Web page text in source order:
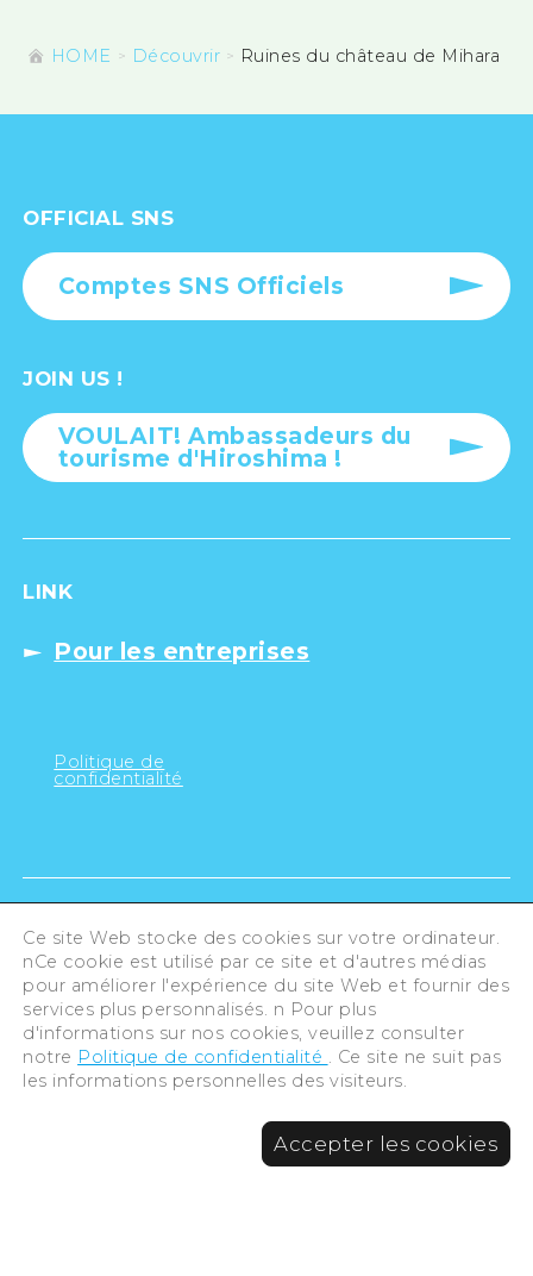
HOME Découvrir Ruines du château de Mihara
OFFICIAL SNS
Comptes SNS Officiels
JOIN US !
VOULAIT! Ambassadeurs du
tourisme d'Hiroshima !
LINK
Pour les entreprises
Politique de
confidentialité
©Hiroshima Tourism Association /
Hiroshima Prefecture / Hiroshima City .
All rights reserved
Ce site Web stocke des cookies sur votre ordinateur.
nCe cookie est utilisé par ce site et d'autres médias
pour améliorer l'expérience du site Web et fournir des
services plus personnalisés. n Pour plus
d'informations sur nos cookies, veuillez consulter
notre Politique de confidentialité . Ce site ne suit pas
les informations personnelles des visiteurs.
Accepter les cookies